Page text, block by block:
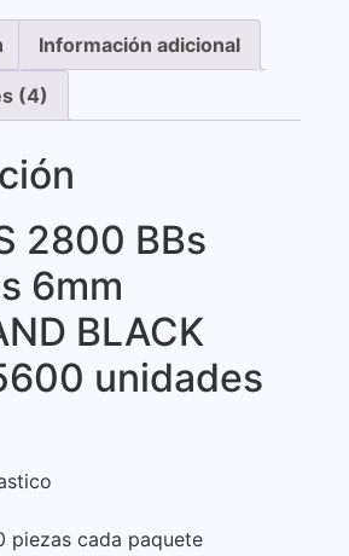
Información adicional
(4)
2800 BBs
6mm
BLACK
unidades
piezas cada paquete